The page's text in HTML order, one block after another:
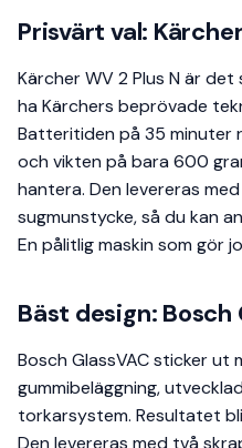
Prisvärt val:
Kärcher WV 2 Plus N är
ha Kärchers beprövade
Batteritiden på 35 minuter
och vikten på bara 600
hantera. Den levereras
sugmunstycke, så du kan
En pålitlig maskin som gör
Bäst design: Bosch
Bosch GlassVAC sticker ut
gummibeläggning,
torkarsystem. Resultatet
Den levereras med två